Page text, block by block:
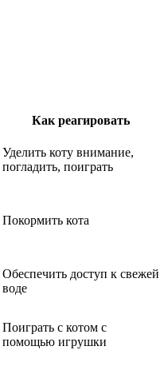
Как реагировать
Уделить коту внимание,
погладить, поиграть
Покормить кота
Обеспечить доступ к свежей
воде
Поиграть с котом с
помощью игрушки